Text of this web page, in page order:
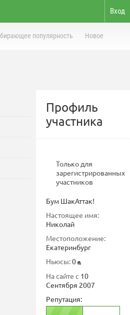
Вход
популярность Новое
Профиль
участника
Только для
зарегистрированных
участников
Бум ШакАттак!
Настоящее имя:
Николай
Местоположение:
Екатеринбург
Ньюсы:0
На сайте с 10
Сентября 2007
Репутация: